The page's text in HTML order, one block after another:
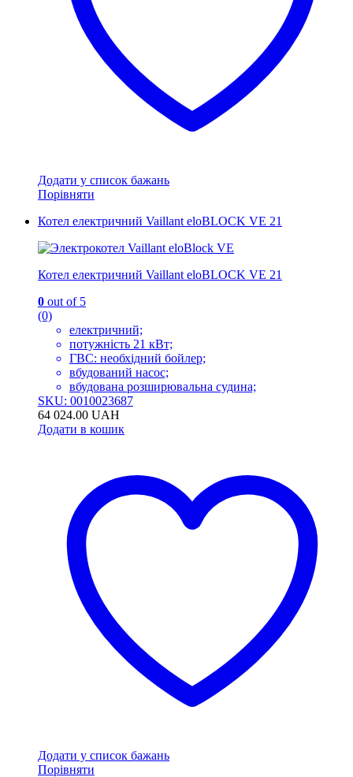
Додати у список бажань
Порівняти
Котел електричний Vaillant eloBLOCK VE 21
Котел електричний Vaillant eloBLOCK VE 21
0 out of 5
(0)
електричний;
потужність 21 кВт;
ГВС: необхідний бойлер;
вбудований насос;
вбудована розширювальна судина;
SKU: 0010023687
64 024.00 UAH
Додати в кошик
Додати у список бажань
Порівняти